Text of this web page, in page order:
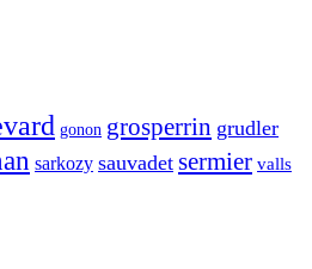
gonon grosperrin grudler
sarkozy sauvadet sermier valls